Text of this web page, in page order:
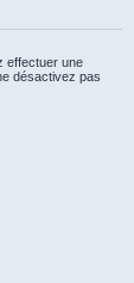
effectuer une
désactivez pas